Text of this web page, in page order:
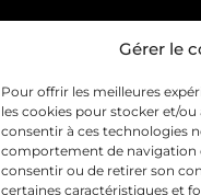
Gérer le
Pour offrir les meilleures
les cookies pour stocker et/
consentir à ces technologies
comportement de navigation
consentir ou de retirer son
certaines caractéristiques et